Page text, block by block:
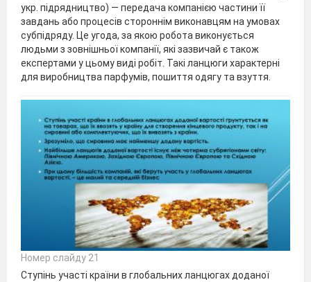
укр. підрядництво) — передача компанією частини її
завдань або процесів стороннім виконавцям на умовах
субпідряду. Це угода, за якою робота виконується
людьми з зовнішньої компанії, які зазвичай є також
експертами у цьому виді робіт. Такі ланцюги характерні
для виробництва парфумів, пошиття одягу та взуття.
Номер слайду 21
Ступінь участі країни в глобальних ланцюгах доданої